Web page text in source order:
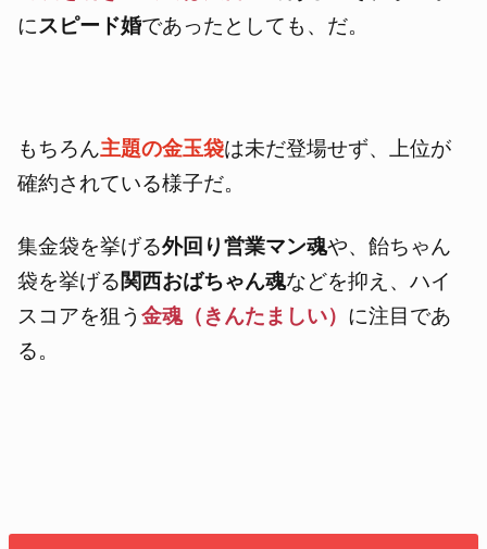
にスピード婚であったとしても、だ。
もちろん主題の金玉袋は未だ登場せず、上位が
確約されている様子だ。
集金袋を挙げる外回り営業マン魂や、飴ちゃん
袋を挙げる関西おばちゃん魂などを抑え、ハイ
スコアを狙う金魂（きんたましい） に注目であ
る。